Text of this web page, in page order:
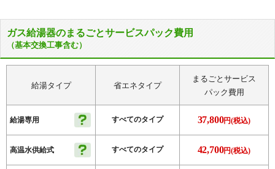
ガス給湯器のまるごとサービスパック費用
（基本交換工事含む）
給湯タイプ 省エネタイプ
まるごとサービス
パック費用
給湯専用 すべてのタイプ 37,800円(税込)
高温水供給式 すべてのタイプ 42,700円(税込)